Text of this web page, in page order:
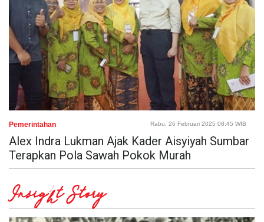
Pemerintahan Rabu, 26 Februari 2025 08:45 WIB
Alex Indra Lukman Ajak Kader Aisyiyah Sumbar
Terapkan Pola Sawah Pokok Murah
Insight Story